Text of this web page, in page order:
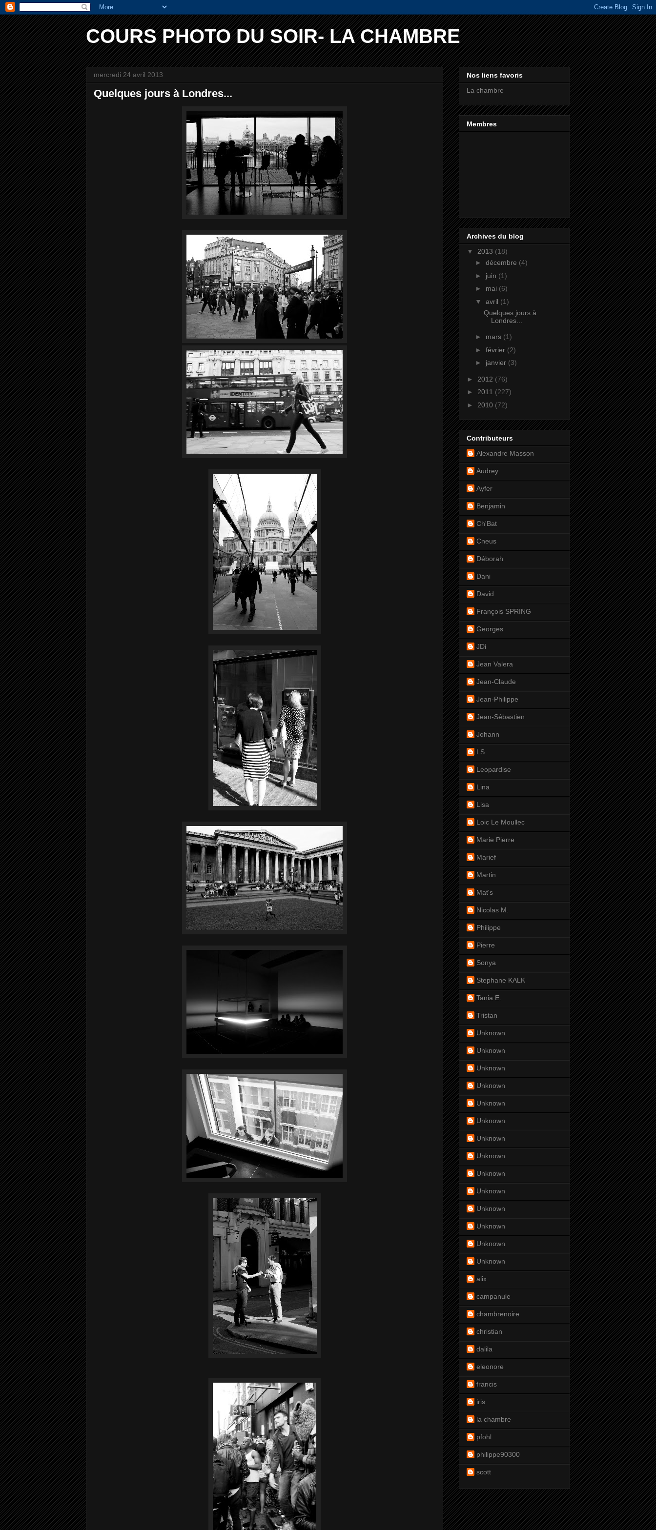
COURS PHOTO DU SOIR- LA CHAMBRE
mercredi 24 avril 2013
Quelques jours à Londres...
Nos liens favoris
La chambre
Membres
Archives du blog
▼ 2013 (18)
► décembre (4)
► juin (1)
► mai (6)
▼ avril (1)
Quelques jours à
Londres...
► mars (1)
► février (2)
► janvier (3)
► 2012 (76)
► 2011 (227)
► 2010 (72)
Contributeurs
Alexandre Masson
Audrey
Ayfer
Benjamin
Ch'Bat
Cneus
Déborah
Dani
David
François SPRING
Georges
JDi
Jean Valera
Jean-Claude
Jean-Philippe
Jean-Sébastien
Johann
LS
Leopardise
Lina
Lisa
Loic Le Moullec
Marie Pierre
Marief
Martin
Mat's
Nicolas M.
Philippe
Pierre
Sonya
Stephane KALK
Tania E.
Tristan
Unknown
Unknown
Unknown
Unknown
Unknown
Unknown
Unknown
Unknown
Unknown
Unknown
Unknown
Unknown
Unknown
Unknown
alix
campanule
chambrenoire
christian
dalila
eleonore
francis
iris
la chambre
pfohl
philippe90300
scott